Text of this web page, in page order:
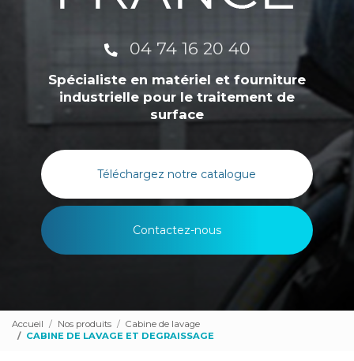
04 74 16 20 40
Spécialiste en matériel et fourniture
industrielle pour le traitement de
surface
Téléchargez notre catalogue
Contactez-nous
Accueil Nos produits
Cabine de lavage
CABINE DE LAVAGE ET DEGRAISSAGE